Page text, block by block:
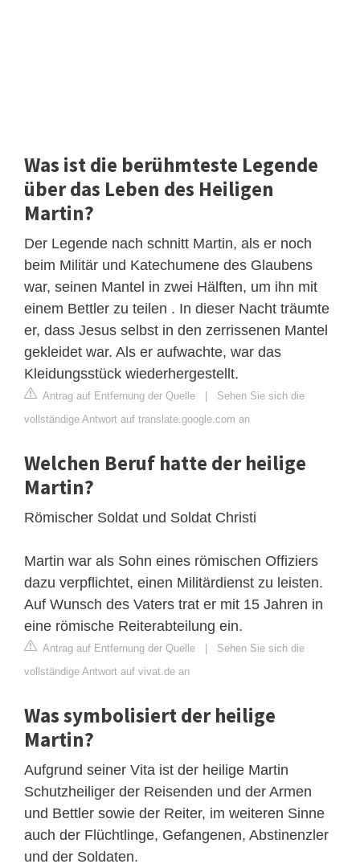
Was ist die berühmteste Legende
über das Leben des Heiligen
Martin?
Der Legende nach schnitt Martin, als er noch
beim Militär und Katechumene des Glaubens
war, seinen Mantel in zwei Hälften, um ihn mit
einem Bettler zu teilen . In dieser Nacht träumte
er, dass Jesus selbst in den zerrissenen Mantel
gekleidet war. Als er aufwachte, war das
Kleidungsstück wiederhergestellt.
Antrag auf Entfernung der Quelle | Sehen Sie sich die
vollständige Antwort auf translate.google.com an
Welchen Beruf hatte der heilige
Martin?
Römischer Soldat und Soldat Christi
Martin war als Sohn eines römischen Offiziers
dazu verpflichtet, einen Militärdienst zu leisten.
Auf Wunsch des Vaters trat er mit 15 Jahren in
eine römische Reiterabteilung ein.
Antrag auf Entfernung der Quelle | Sehen Sie sich die
vollständige Antwort auf vivat.de an
Was symbolisiert der heilige
Martin?
Aufgrund seiner Vita ist der heilige Martin
Schutzheiliger der Reisenden und der Armen
und Bettler sowie der Reiter, im weiteren Sinne
auch der Flüchtlinge, Gefangenen, Abstinenzler
und der Soldaten.